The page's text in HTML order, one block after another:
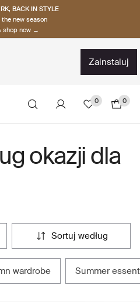
BACK IN STYLE
new season
shop now →
zainstaluj
0 0
okazji dla
sortuj według
wardrobe summer